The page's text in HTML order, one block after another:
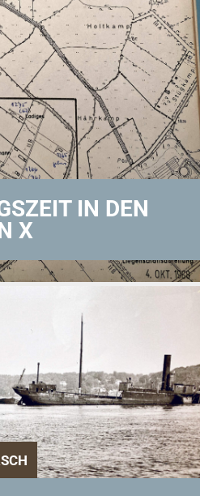
IN DEN
X